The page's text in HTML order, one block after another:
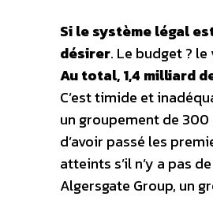
Si le système légal
désirer. Le budget ?
Au total, 1,4 milliard
C’est timide et
un groupement de
d’avoir passé les
atteints s’il n’y a pas
Algersgate Group, un